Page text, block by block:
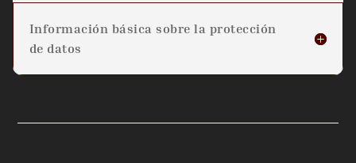
Información básica sobre la protección
de datos